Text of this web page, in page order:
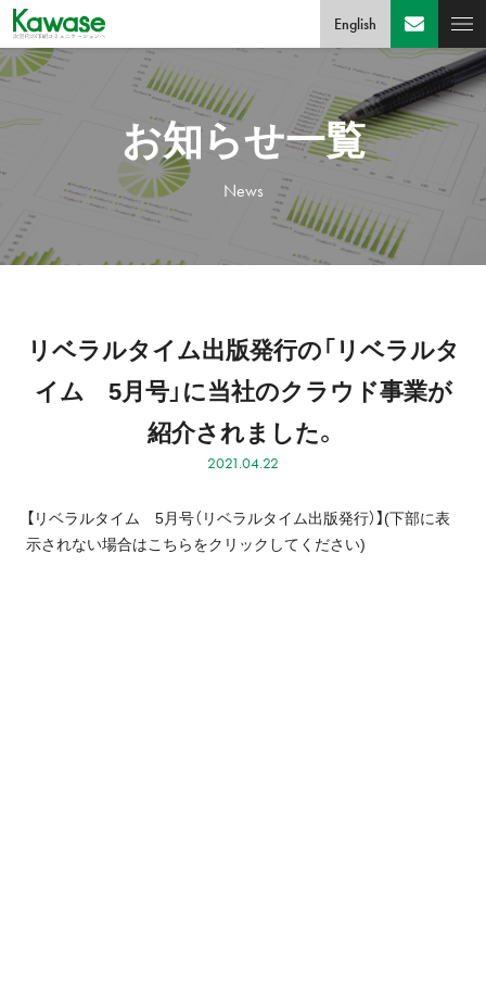
English
お知らせ一覧
News
リベラルタイム出版発行の「リベラルタ
イム 5月号」に当社のクラウド事業が
紹介されました。
2021.04.22
【リベラルタイム 5月号（リベラルタイム出版発行）】(下部に表
示されない場合はこちらをクリックしてください)